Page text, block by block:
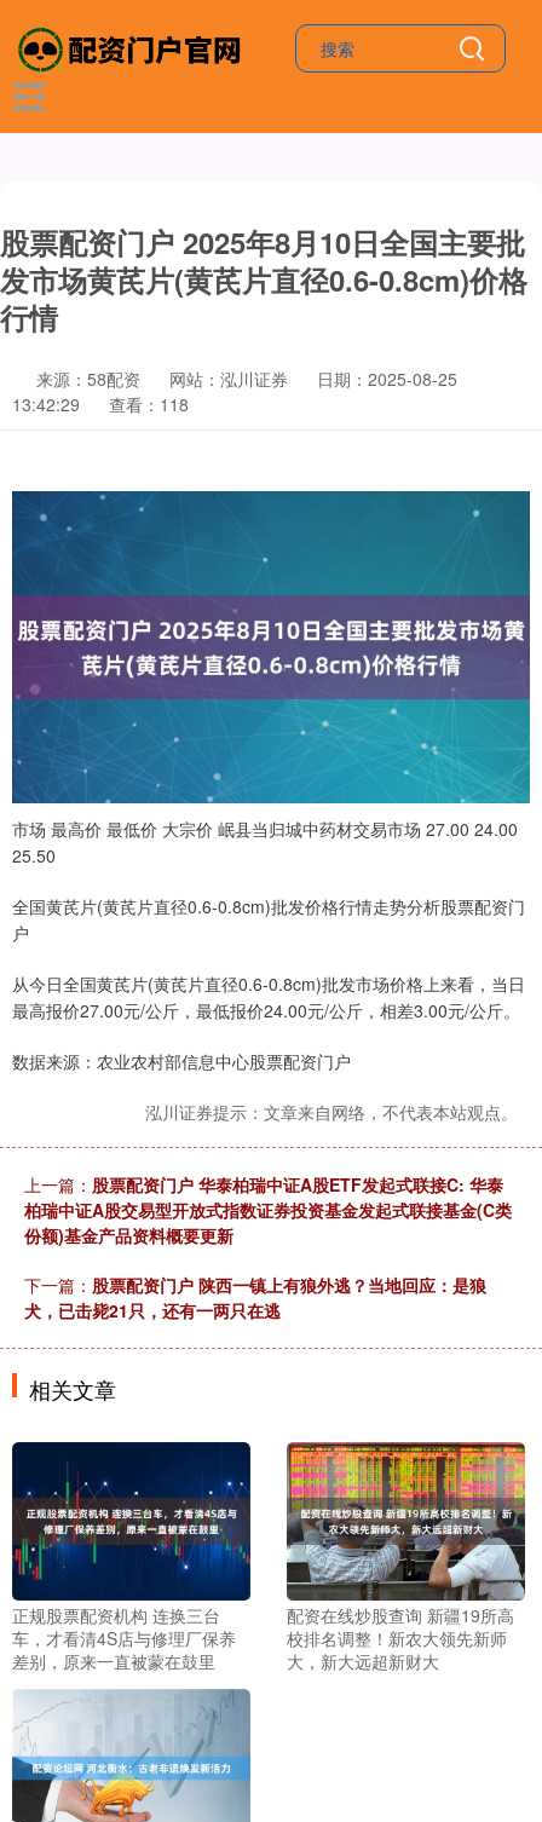
股票配资门户 2025年8月10日全国主要批
发市场黄芪片(黄芪片直径0.6-0.8cm)价格
行情
来源：58配资 网站：泓川证券
日期：2025-08-25
13:42:29
查看：118
市场 最高价 最低价 大宗价 岷县当归城中药材交易市场 27.00 24.00
25.50
全国黄芪片(黄芪片直径0.6-0.8cm)批发价格行情走势分析股票配资门
户
从今日全国黄芪片(黄芪片直径0.6-0.8cm)批发市场价格上来看，当日
最高报价27.00元/公斤，最低报价24.00元/公斤，相差3.00元/公斤。
数据来源：农业农村部信息中心股票配资门户
泓川证券提示：文章来自网络，不代表本站观点。
上一篇： 股票配资门户 华泰柏瑞中证A股ETF发起式联接C: 华泰
柏瑞中证A股交易型开放式指数证券投资基金发起式联接基金(C类
份额)基金产品资料概要更新
下一篇： 股票配资门户 陕西一镇上有狼外逃？当地回应：是狼
犬，已击毙21只，还有一两只在逃
相关文章
正规股票配资机构 连换三台
车，才看清4S店与修理厂保养
差别，原来一直被蒙在鼓里
配资在线炒股查询 新疆19所高
校排名调整！新农大领先新师
大，新大远超新财大